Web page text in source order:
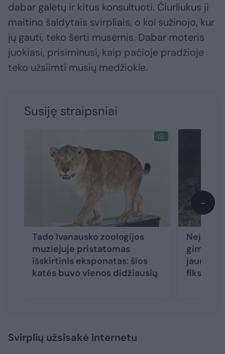
dabar galėtų ir kitus konsultuoti. Čiurliukus ji
maitino šaldytais svirpliais, o kol sužinojo, kur
jų gauti, teko šerti musėmis. Dabar moteris
juokiasi, prisiminusi, kaip pačioje pradžioje
teko užsiimti musių medžiokle.
Susiję straipsniai
Tado Ivanausko zoologijos
muziejuje pristatomas
išskirtinis eksponatas: šios
katės buvo vienos didžiausių
gimė
fiksuoti
→
Svirplių užsisakė internetu